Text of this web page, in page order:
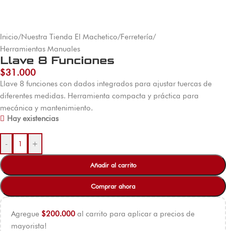
Inicio/Nuestra Tienda El Machetico/Ferretería/
Herramientas Manuales
Llave 8 Funciones
$31.000
Llave 8 funciones con dados integrados para ajustar tuercas de
diferentes medidas. Herramienta compacta y práctica para
mecánica y mantenimiento.
Hay existencias
- +
Añadir al carrito
Comprar ahora
Agregue $200.000 al carrito para aplicar a precios de
mayorista!